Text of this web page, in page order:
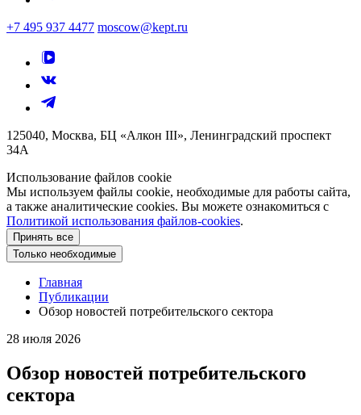
+7 495 937 4477 moscow@kept.ru
125040, Москва, БЦ «Алкон III», Ленинградский проспект
34А
Использование файлов cookie
Мы используем файлы cookie, необходимые для работы сайта,
а также аналитические cookies. Вы можете ознакомиться с
Политикой использования файлов-cookies.
Принять все
Только необходимые
Главная
Публикации
Обзор новостей потребительского сектора
28 июля 2026
Обзор новостей потребительского
сектора